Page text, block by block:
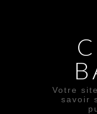
Votre
savoir